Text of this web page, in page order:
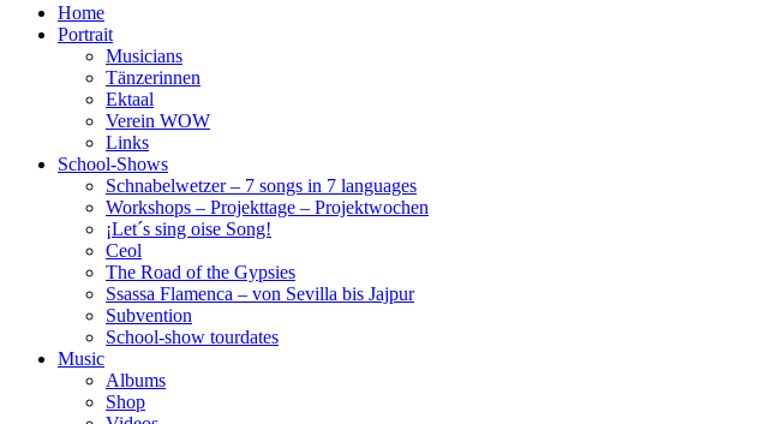
Home
Portrait
Musicians
Tänzerinnen
Ektaal
Verein WOW
Links
School-Shows
Schnabelwetzer – 7 songs in 7 languages
Workshops – Projekttage – Projektwochen
¡Let´s sing oise Song!
Ceol
The Road of the Gypsies
Ssassa Flamenca – von Sevilla bis Jajpur
Subvention
School-show tourdates
Music
Albums
Shop